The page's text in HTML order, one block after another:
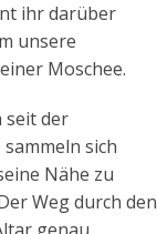
ihr darüber
unsere
Moschee.
seit der
sich
Nähe zu
Weg durch den